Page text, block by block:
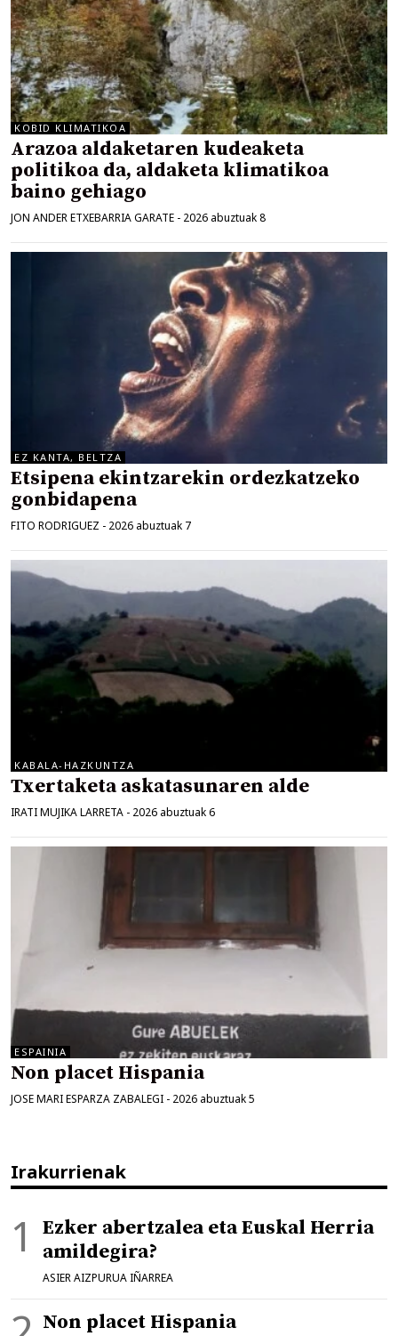
KOBID KLIMATIKOA
Arazoa aldaketaren kudeaketa
politikoa da, aldaketa klimatikoa
baino gehiago
JON ANDER ETXEBARRIA GARATE - 2026 abuztuak 8
EZ KANTA, BELTZA
Etsipena ekintzarekin ordezkatzeko
gonbidapena
FITO RODRIGUEZ - 2026 abuztuak 7
KABALA-HAZKUNTZA
Txertaketa askatasunaren alde
IRATI MUJIKA LARRETA - 2026 abuztuak 6
ESPAINIA
Non placet Hispania
JOSE MARI ESPARZA ZABALEGI - 2026 abuztuak 5
Irakurrienak
Ezker abertzalea eta Euskal Herria
amildegira?
ASIER AIZPURUA IÑARREA
Non placet Hispania